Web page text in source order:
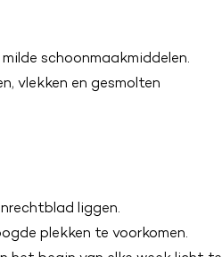
schoonmaakmiddelen.
vlekken en gesmolten
liggen.
plekken te voorkomen.